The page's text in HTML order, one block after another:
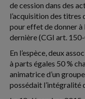
de cession dans des
l’acquisition des titres
pour effet de donner à
dernière (CGI art. 150-
En l’espèce, deux
à parts égales 50 %
animatrice d’un
possédait l’intégralité